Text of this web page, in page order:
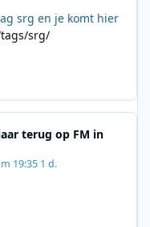
srg en je komt hier
srg/
terug op FM in
19:35 1 d.